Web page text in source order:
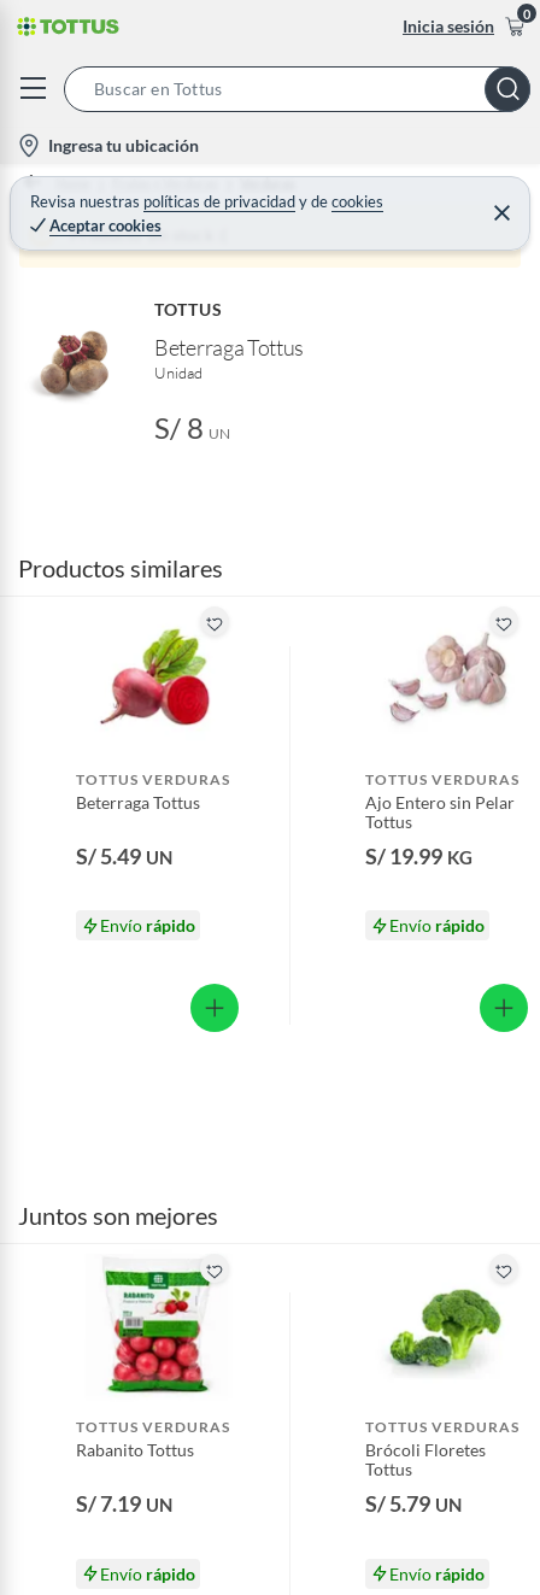
Inicia sesión
0
h
o
t
Ingresa tu ubicación
Revisa nuestras políticas de privacidadydecookies
Aceptar cookies
C
e
r
Home Frutas y Verduras Verduras
Producto sin stock :(
TOTTUS
Beterraga Tottus
Unidad
S/ 8 UN
Productos similares
TOTTUS VERDURAS
Beterraga Tottus
S/ 5.49 UN
Envío rápido
TOTTUS VERDURAS
Ajo Entero sin Pelar
Tottus
S/ 19.99 KG
Envío rápido
Juntos son mejores
TOTTUS VERDURAS
Rabanito Tottus
S/ 7.19 UN
Envío rápido
TOTTUS VERDURAS
Brócoli Floretes
Tottus
S/ 5.79 UN
Envío rápido